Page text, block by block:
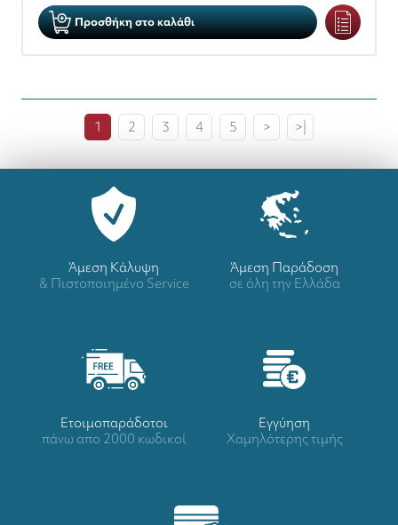
Προσθήκη στο καλάθι
1 2 3 4 5 > >|
Άμεση Κάλυψη
& Πιστοποιημένο Service
Άμεση Παράδοση
σε όλη την Ελλάδα
Ετοιμοπαράδοτοι
πάνω απο 2000 κωδικοί
Eγγύηση
Χαμηλότερης τιμής